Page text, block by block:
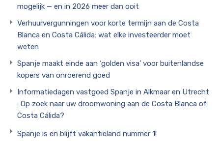
mogelijk — en in 2026 meer dan ooit
Verhuurvergunningen voor korte termijn aan de Costa
Blanca en Costa Cálida: wat elke investeerder moet
weten
Spanje maakt einde aan ‘golden visa’ voor buitenlandse
kopers van onroerend goed
Informatiedagen vastgoed Spanje in Alkmaar en Utrecht
: Op zoek naar uw droomwoning aan de Costa Blanca of
Costa Cálida?
Spanje is en blijft vakantieland nummer 1!